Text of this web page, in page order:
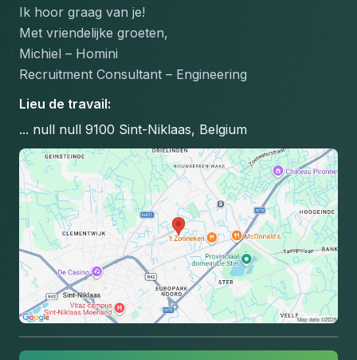
Ik hoor graag van je!
Met vriendelijke groeten,
Michiel – Homini
Recruitment Consultant – Engineering
Lieu de travail:
... null null 9100 Sint-Niklaas, Belgium